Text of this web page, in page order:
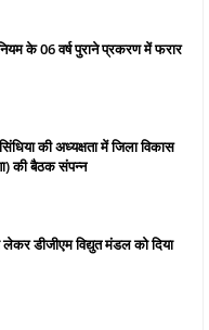
के 06 वर्ष पुराने प्रकरण में फरार
की अध्यक्षता में जिला विकास
की बैठक संपन्न
डीजीएम विद्युत मंडल को दिया